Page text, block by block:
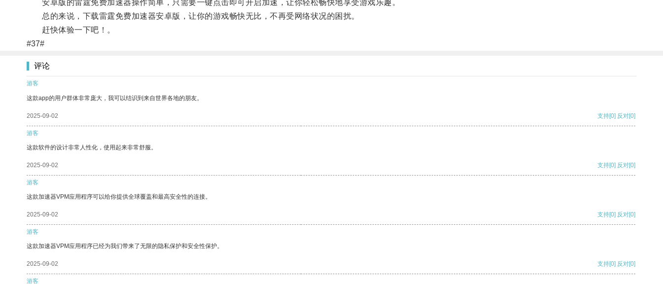
安卓版的雷霆免费加速器操作简单，只需要一键点击即可开启加速，让你轻松畅快地享受游戏乐趣。
总的来说，下载雷霆免费加速器安卓版，让你的游戏畅快无比，不再受网络状况的困扰。
赶快体验一下吧！。
#37#
评论
游客
这款app的用户群体非常庞大，我可以结识到来自世界各地的朋友。
2025-09-02 支持[0] 反对[0]
游客
这款软件的设计非常人性化，使用起来非常舒服。
2025-09-02 支持[0] 反对[0]
游客
这款加速器VPM应用程序可以给你提供全球覆盖和最高安全性的连接。
2025-09-02 支持[0] 反对[0]
游客
这款加速器VPM应用程序已经为我们带来了无限的隐私保护和安全性保护。
2025-09-02 支持[0] 反对[0]
游客